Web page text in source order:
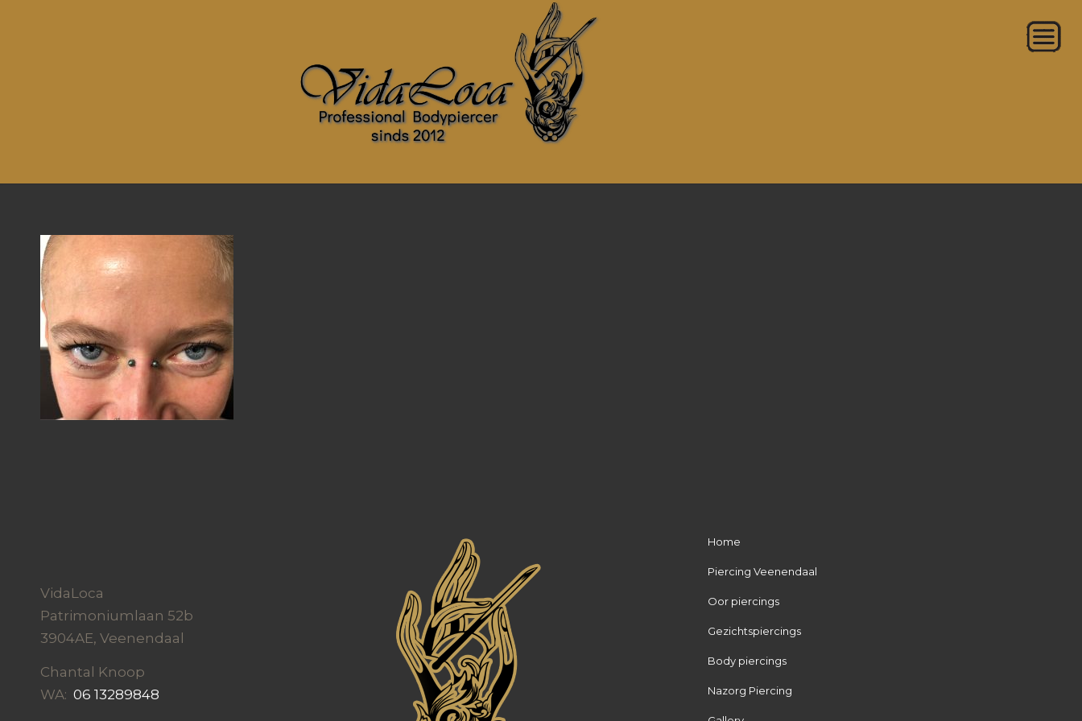
VidaLoca
Patrimoniumlaan 52b
3904AE, Veenendaal
Chantal Knoop
WA: 06 13289848
Home
Piercing Veenendaal
Oor piercings
Gezichtspiercings
Body piercings
Nazorg Piercing